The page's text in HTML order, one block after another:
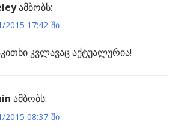
ამბობს:
2015 17:42-ში
კვლავაც აქტუალურია!
ამბობს:
2015 08:37-ში